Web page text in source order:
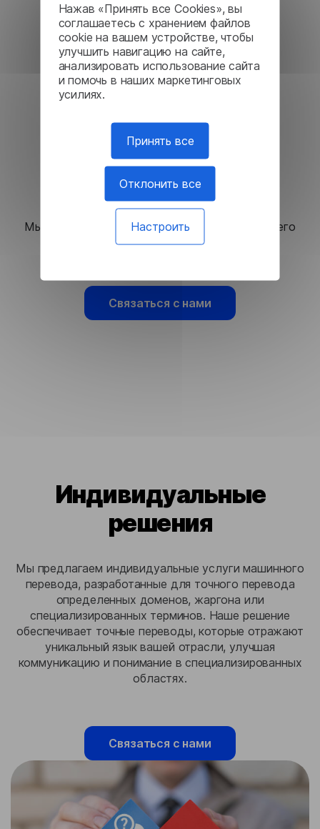
Нажав «Принять все Cookies», вы
соглашаетесь с хранением файлов
cookie на вашем устройстве, чтобы
улучшить навигацию на сайте,
анализировать использование сайта
и помочь в наших маркетинговых
усилиях.
Принять все
Отклонить все
Настроить
Полная безопасность
Наши локальные решения обеспечивают
соответствие самым высоким стандартам
Высокое качество
Мы используем ИИ для обеспечения наилучшего
качества перевода.
Связаться с нами
Индивидуальные
решения
Мы предлагаем индивидуальные услуги машинного
перевода, разработанные для точного перевода
определенных доменов, жаргона или
специализированных терминов. Наше решение
обеспечивает точные переводы, которые отражают
уникальный язык вашей отрасли, улучшая
коммуникацию и понимание в специализированных
областях.
Связаться с нами